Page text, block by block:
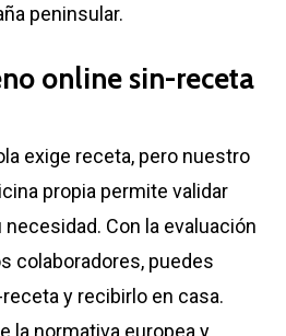
peninsular.
online sin-receta
exige receta, pero nuestro
propia permite validar
Con la evaluación
colaboradores, puedes
y recibirlo en casa.
la normativa europea y